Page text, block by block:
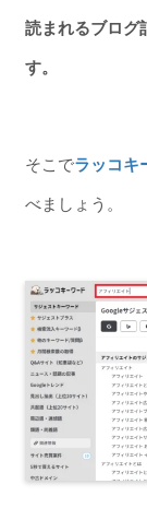
読まれるブログ
す。
そこでラッコキ
べましょう。